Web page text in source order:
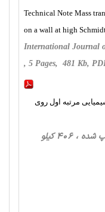
Technical Note Mass
on a wall at high
International Journal
, 5 Pages, 481 Kb,
مرتبه اول روی
، حرارت‌ و سیالات، 15 صفحه فارسی تایپ شده ، 406 کیلو